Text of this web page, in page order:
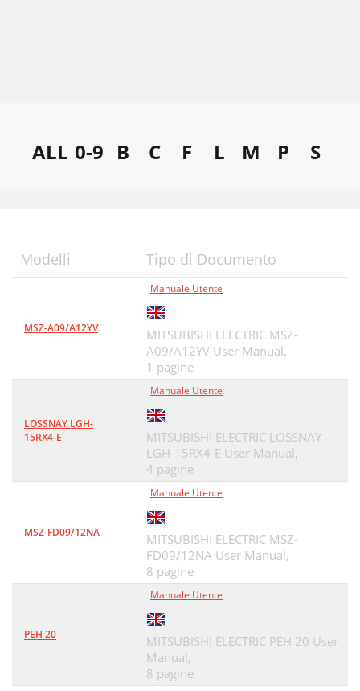
ALL 0-9 B C F L M P S
Modelli Tipo di Documento
MSZ-A09/A12YV
Manuale Utente
MITSUBISHI ELECTRIC MSZ-
A09/A12YV User Manual,
1 pagine
LOSSNAY LGH-
15RX4-E
Manuale Utente
MITSUBISHI ELECTRIC LOSSNAY
LGH-15RX4-E User Manual,
4 pagine
MSZ-FD09/12NA
Manuale Utente
MITSUBISHI ELECTRIC MSZ-
FD09/12NA User Manual,
8 pagine
PEH 20
Manuale Utente
MITSUBISHI ELECTRIC PEH 20 User
Manual,
8 pagine